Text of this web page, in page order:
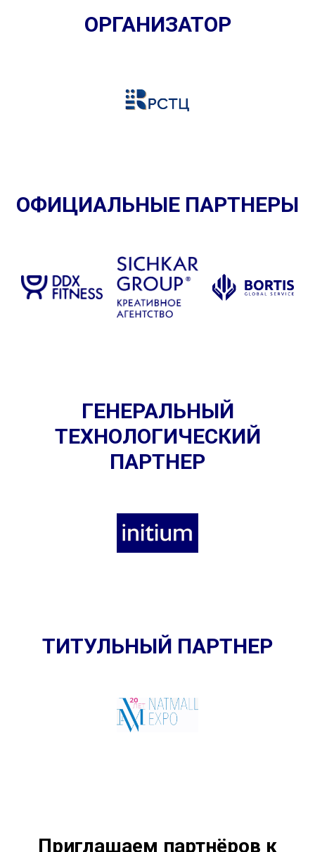
ОРГАНИЗАТОР
ОФИЦИАЛЬНЫЕ ПАРТНЕРЫ
ГЕНЕРАЛЬНЫЙ
ТЕХНОЛОГИЧЕСКИЙ
ПАРТНЕР
ТИТУЛЬНЫЙ ПАРТНЕР
Приглашаем партнёров к